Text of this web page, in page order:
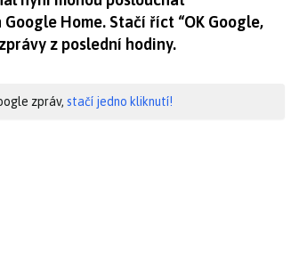
Home. Stačí říct “OK Google,
z poslední hodiny.
zpráv, stačí jedno kliknutí!